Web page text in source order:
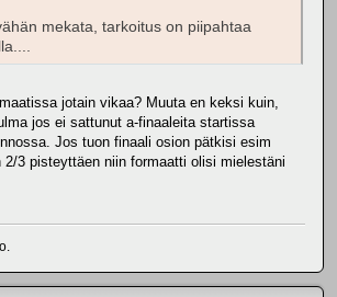
mekata, tarkoitus on piipahtaa
jotain vikaa? Muuta en keksi kuin,
jos ei sattunut a-finaaleita startissa
Jos tuon finaali osion pätkisi esim
2/3 pisteyttäen niin formaatti olisi mielestäni